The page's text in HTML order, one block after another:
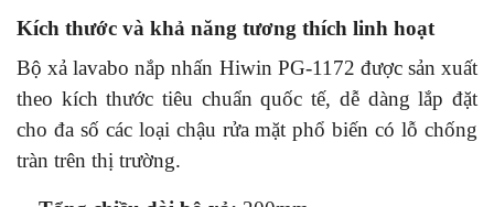
Kích thước và khả năng tương thích linh hoạt
Bộ xả lavabo nắp nhấn Hiwin PG-1172 được sản xuất
theo kích thước tiêu chuẩn quốc tế, dễ dàng lắp đặt
cho đa số các loại chậu rửa mặt phổ biến có lỗ chống
tràn trên thị trường.